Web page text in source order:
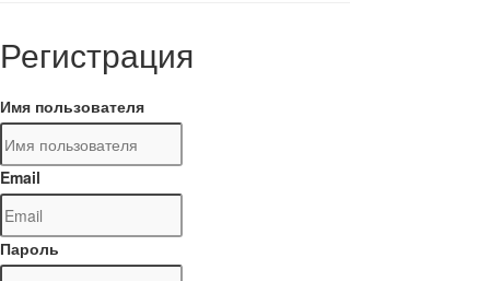
Регистрация
Имя пользователя
Email
Пароль